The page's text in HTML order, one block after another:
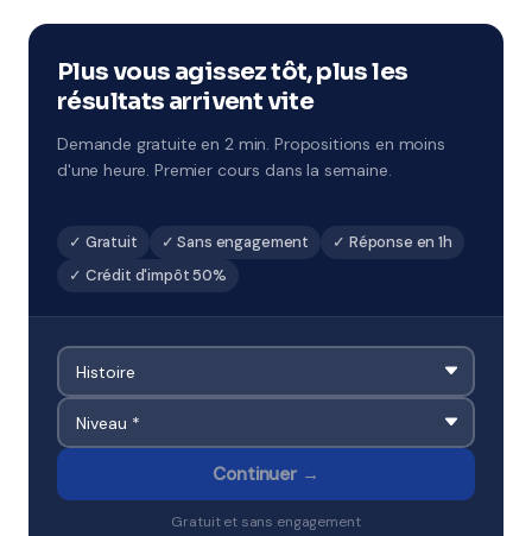
examens à Colmar.
Plus vous agissez tôt, plus les
résultats arrivent vite
Demande gratuite en 2 min. Propositions en moins
d'une heure. Premier cours dans la semaine.
✓ Gratuit ✓ Sans engagement
✓ Réponse en 1h
✓ Crédit d'impôt 50%
Continuer →
Gratuit et sans engagement